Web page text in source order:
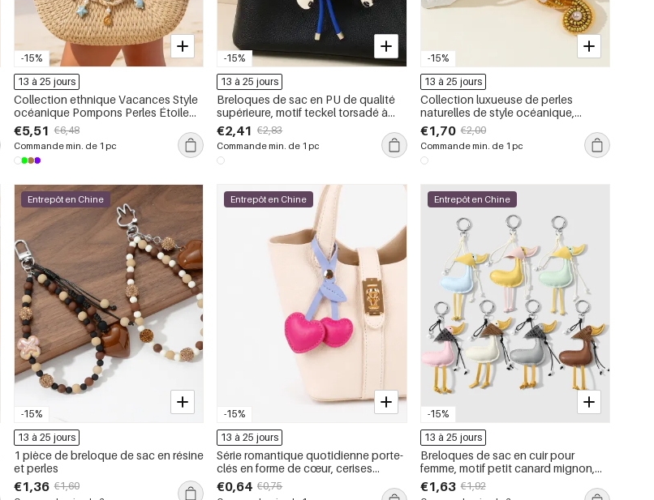
-15%
13 à 25 jours
Collection ethnique Vacances Style
océanique Pompons Perles Étoile
Coquillage tissé Breloques de sac
en coton
€5,51 €6,48
Commande min. de 1 pc
-15%
13 à 25 jours
Breloques de sac en PU de qualité
supérieure, motif teckel torsadé à
pois mignons, collection Simple
Series
€2,41 €2,83
Commande min. de 1 pc
-15%
13 à 25 jours
Collection luxueuse de perles
naturelles de style océanique,
breloques pour sacs en corde
tressée
€1,70 €2,00
Commande min. de 1 pc
-15%
Entrepôt en Chine
13 à 25 jours
1 pièce de breloque de sac en résine
et perles
€1,36 €1,60
-15%
Entrepôt en Chine
13 à 25 jours
Série romantique quotidienne porte-
clés en forme de cœur, cerises
multicolores, PU
€0,64 €0,75
-15%
Entrepôt en Chine
13 à 25 jours
Breloques de sac en cuir pour
femme, motif petit canard mignon,
collection Simple Series
€1,63 €1,92